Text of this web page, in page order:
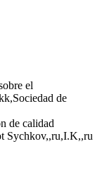
el
de
de calidad
Sychkov,,ru,I.K,,ru